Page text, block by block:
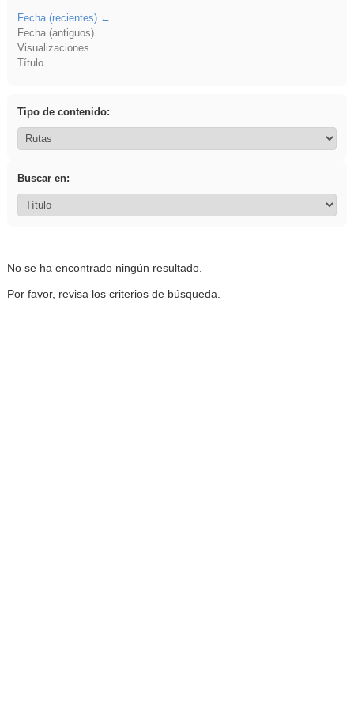
Fecha (recientes)
Fecha (antiguos)
Visualizaciones
Título
Tipo de contenido:
Buscar en:
No se ha encontrado ningún resultado.
Por favor, revisa los criterios de búsqueda.